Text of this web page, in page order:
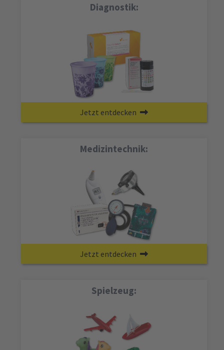
Diagnostik:
Jetzt entdecken
Medizintechnik:
Jetzt entdecken
Spielzeug: